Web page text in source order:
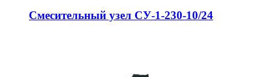
Смесительный узел СУ-1-230-10/24